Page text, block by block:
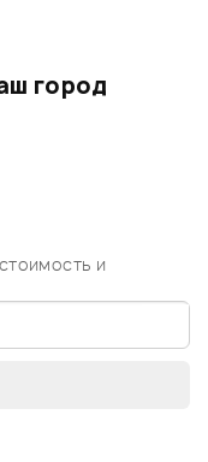
город
и